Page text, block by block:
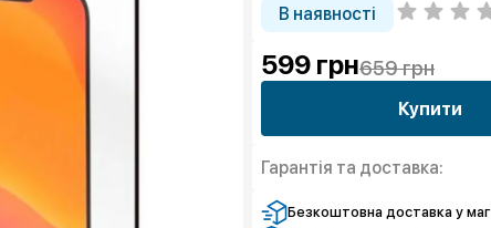
В наявності
599 грн659 грн
Купити
Гарантія та доставка:
Безкоштовна доставка у